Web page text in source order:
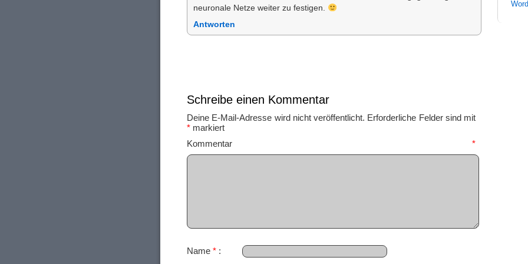
neuronale Netze weiter zu festigen.
Antworten
Schreibe einen Kommentar
Deine E-Mail-Adresse wird nicht veröffentlicht. Erforderliche Felder sind mit
* markiert
Kommentar *
Name *